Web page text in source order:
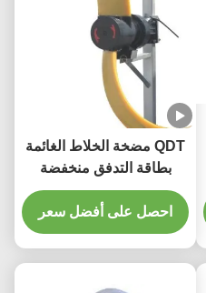
QDT مضخة الخلاط الغائمة
بطاقة التدفق منخفضة
السرعة المروحة مع المواد
المكثفة الحديد الزهري
الفولاذ المقاوم للصدأ
احصل على أفضل سعر